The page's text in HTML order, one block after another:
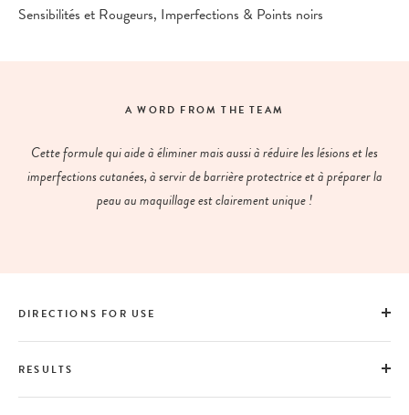
Sensibilités et Rougeurs, Imperfections & Points noirs
A WORD FROM THE TEAM
Cette formule qui aide à éliminer mais aussi à réduire les lésions et les
imperfections cutanées, à servir de barrière protectrice et à préparer la
peau au maquillage est clairement unique !
DIRECTIONS FOR USE
RESULTS